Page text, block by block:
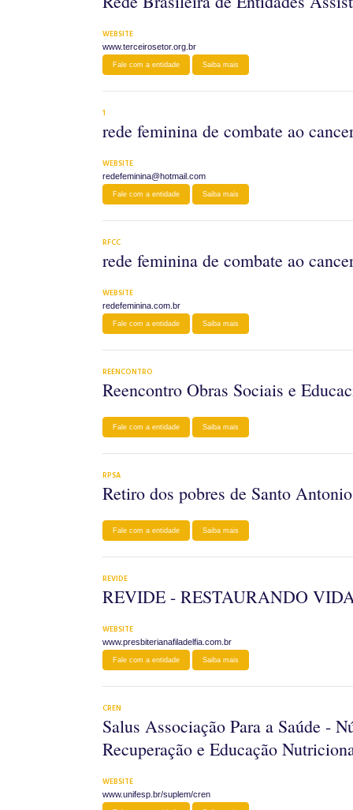
WEBSITE
www.terceirosetor.org.br
Fale com a entidade Saiba mais
1
rede feminina de combate ao
WEBSITE
redefeminina@hotmail.com
Fale com a entidade Saiba mais
RFCC
rede feminina de combate ao
WEBSITE
redefeminina.com.br
Fale com a entidade Saiba mais
REENCONTRO
Reencontro Obras Sociais e
Fale com a entidade Saiba mais
RPSA
Retiro dos pobres de Santo Antonio
Fale com a entidade Saiba mais
REVIDE
REVIDE - RESTAURANDO
WEBSITE
www.presbiterianafiladelfia.com.br
Fale com a entidade Saiba mais
CREN
Salus Associação Para a Saúde -
Recuperação e Educação
WEBSITE
www.unifesp.br/suplem/cren